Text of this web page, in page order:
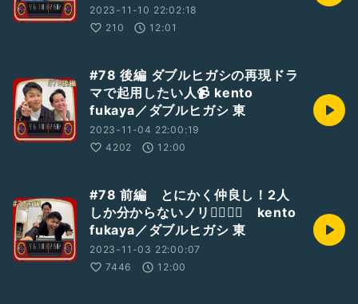
2023-11-10 22:02:18
210
12:01
#78 後編 ダブルヒガシの再現ドラ
マで起用したい人📹 kento
fukaya／ダブルヒガシ 東
2023-11-04 22:00:19
4202
12:00
#78 前編 とにかく仲良し！2人
しか分からないノリ🧍‍♂️🧍‍♂️ kento
fukaya／ダブルヒガシ 東
2023-11-03 22:00:07
7446
12:00